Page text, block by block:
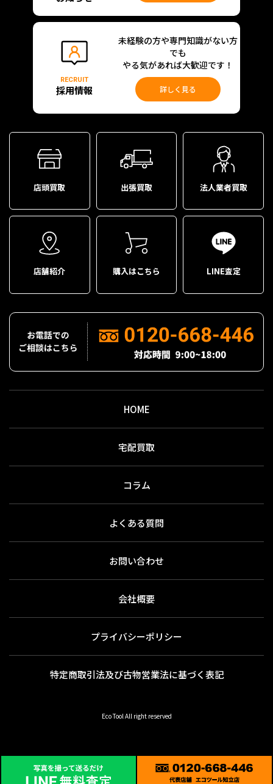
RECRUIT
採用情報
未経験の方や専門知識がない方
でも
やる気があれば大歓迎です！
詳しく見る
店頭買取 出張買取 法人業者買取
店舗紹介 購入はこちら LINE査定
HOME
宅配買取
コラム
よくある質問
お問い合わせ
会社概要
プライバシーポリシー
特定商取引法及び古物営業法に基づく表記
Eco Tool All right reserved